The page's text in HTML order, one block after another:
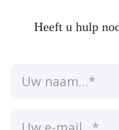
Heeft u hulp